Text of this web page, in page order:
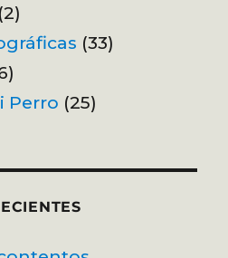
(2)
(33)
Perro (25)